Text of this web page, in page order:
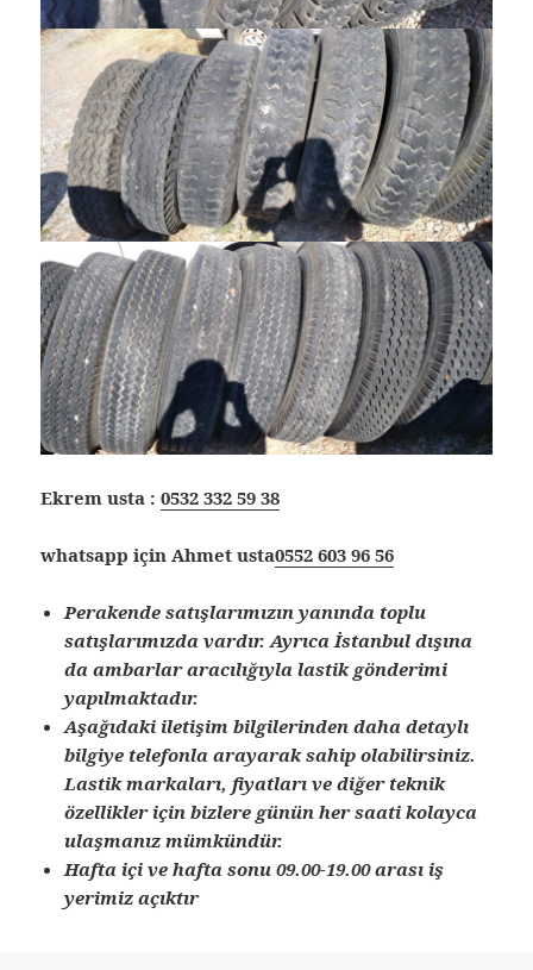
Ekrem usta :0532 332 59 38
whatsapp için Ahmet usta0552 603 96 56
Perakende satışlarımızın yanında toplu
satışlarımızda vardır. Ayrıca İstanbul dışına
da ambarlar aracılığıyla lastik gönderimi
yapılmaktadır.
Aşağıdaki iletişim bilgilerinden daha detaylı
bilgiye telefonla arayarak sahip olabilirsiniz.
Lastik markaları, fiyatları ve diğer teknik
özellikler için bizlere günün her saati kolayca
ulaşmanız mümkündür.
Hafta içi ve hafta sonu 09.00-19.00 arası iş
yerimiz açıktır